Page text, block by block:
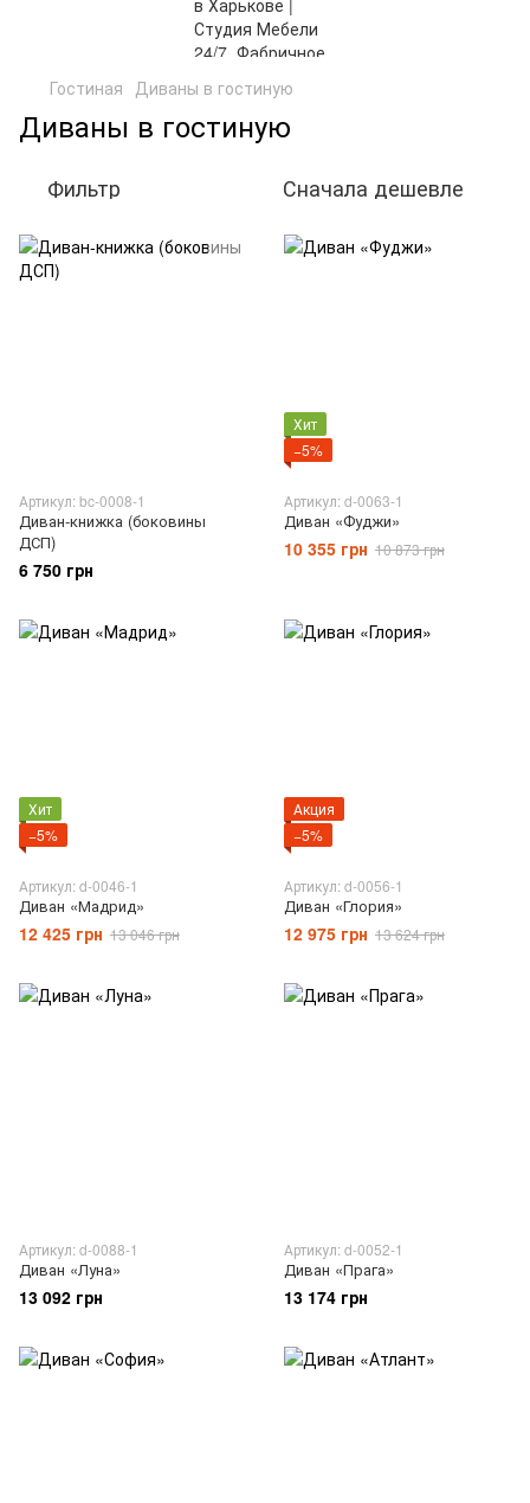
Гостиная Диваны в гостиную
Диваны в гостиную
Фильтр Сначала дешевле
Артикул: bc-0008-1
Диван-книжка (боковины
ДСП)
6 750 грн
Хит
−5%
Артикул: d-0063-1
Диван «Фуджи»
10 355 грн 10 873 грн
Хит
−5%
Артикул: d-0046-1
Диван «Мадрид»
12 425 грн 13 046 грн
Акция
−5%
Артикул: d-0056-1
Диван «Глория»
12 975 грн 13 624 грн
Артикул: d-0088-1
Диван «Луна»
13 092 грн
Артикул: d-0052-1
Диван «Прага»
13 174 грн